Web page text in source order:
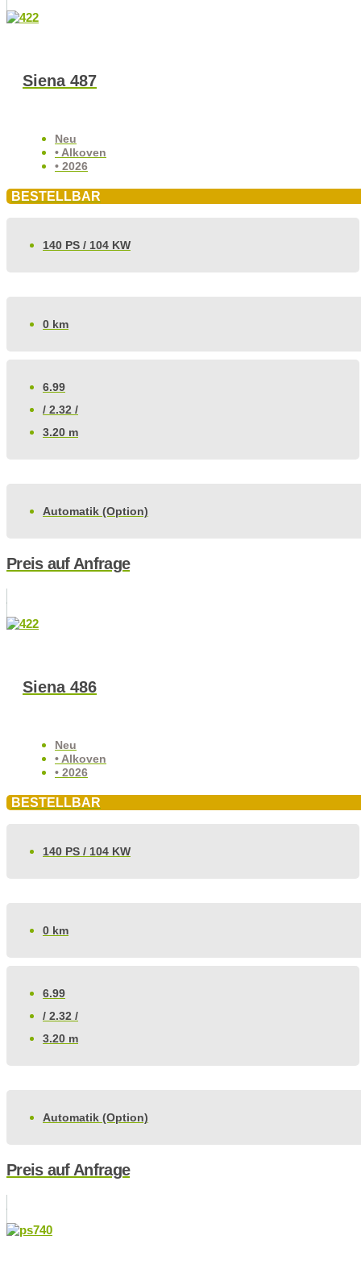
Siena 487
Neu
• Alkoven
• 2026
BESTELLBAR
140 PS / 104 KW
0 km
6.99
/ 2.32 /
3.20 m
Automatik (Option)
Preis auf Anfrage
Siena 486
Neu
• Alkoven
• 2026
BESTELLBAR
140 PS / 104 KW
0 km
6.99
/ 2.32 /
3.20 m
Automatik (Option)
Preis auf Anfrage